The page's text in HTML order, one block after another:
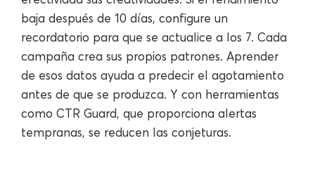
baja después de 10 días, configure un
recordatorio para que se actualice a los 7. Cada
campaña crea sus propios patrones. Aprender
de esos datos ayuda a predecir el agotamiento
antes de que se produzca. Y con herramientas
como CTR Guard, que proporciona alertas
tempranas, se reducen las conjeturas.